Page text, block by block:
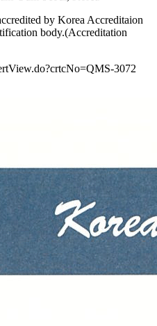
by Korea Accreditaion
body.(Accreditation
3072